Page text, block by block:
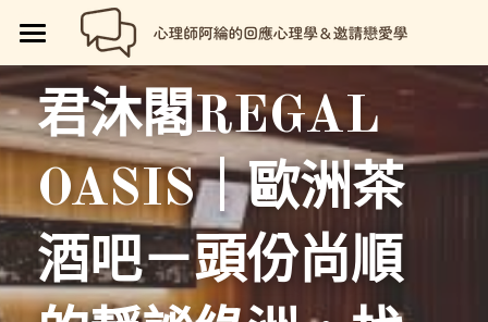
🏡首頁
回應心理學
📗回應心理學
💼【就享知】職場專欄
好人卡計畫
邀請戀愛學
邀請戀愛學
😍性愛玩樂
💔總是愛錯人【專欄】
品牌流程設計
💡品牌流程設計
關於我
君沐閣REGAL
OASIS｜歐洲茶
酒吧－頭份尚順